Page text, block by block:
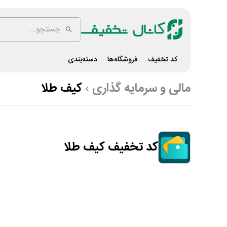
کد تخفیف فروشگاه‌ها دسته‌بندی
مالی و سرمایه گذاری کیف طلا
کد تخفیف کیف طلا